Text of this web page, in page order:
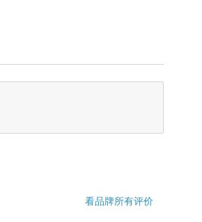
看品牌所有评价